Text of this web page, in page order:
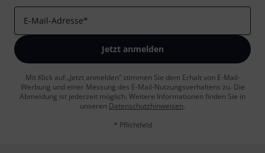
E-Mail-Adresse*
Jetzt anmelden
Mit Klick auf „Jetzt anmelden“ stimmen Sie dem Erhalt von E-Mail-
Werbung und einer Messung des E-Mail-Nutzungsverhaltens zu. Die
Abmeldung ist jederzeit möglich. Weitere Informationen finden Sie in
unseren Datenschutzhinweisen.
* Pflichtfeld